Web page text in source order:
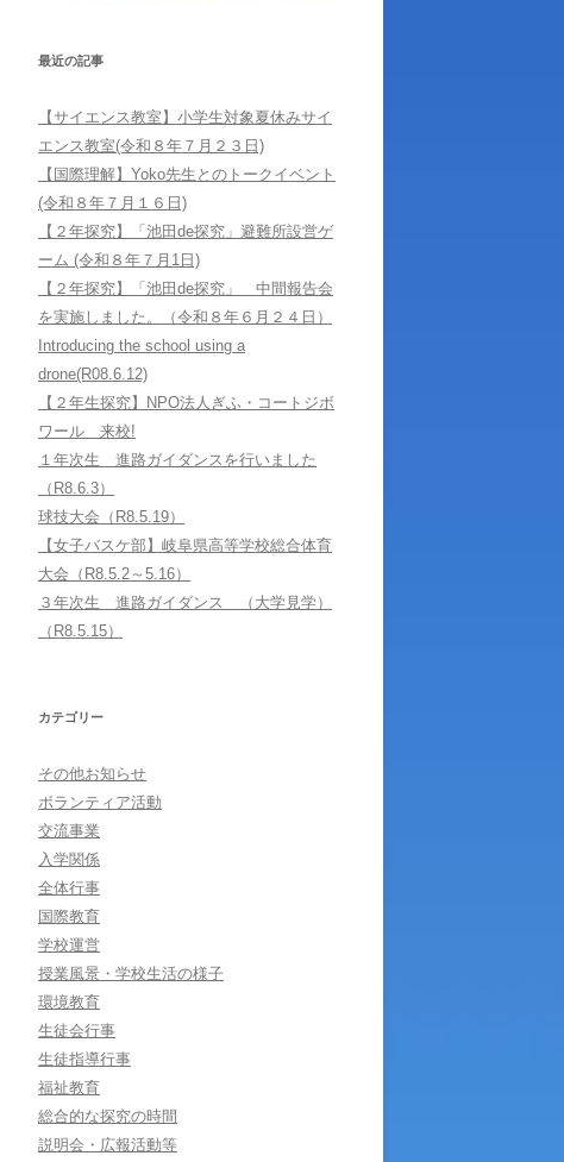
最近の記事
【サイエンス教室】小学生対象夏休みサイ
エンス教室(令和８年７月２３日)
【国際理解】Yoko先生とのトークイベント
(令和８年７月１６日)
【２年探究】「池田de探究」避難所設営ゲ
ーム (令和８年７月1日)
【２年探究】「池田de探究」 中間報告会
を実施しました。（令和８年６月２４日）
Introducing the school using a
drone(R08.6.12)
【２年生探究】NPO法人ぎふ・コートジボ
ワール 来校!
１年次生 進路ガイダンスを行いました
（R8.6.3）
球技大会（R8.5.19）
【女子バスケ部】岐阜県高等学校総合体育
大会（R8.5.2～5.16）
３年次生 進路ガイダンス （大学見学）
（R8.5.15）
カテゴリー
その他お知らせ
ボランティア活動
交流事業
入学関係
全体行事
国際教育
学校運営
授業風景・学校生活の様子
環境教育
生徒会行事
生徒指導行事
福祉教育
総合的な探究の時間
説明会・広報活動等